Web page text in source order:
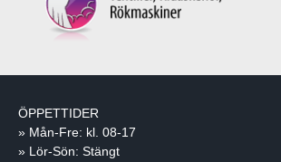
ÖPPETTIDER
» Mån-Fre: kl. 08-17
» Lör-Sön: Stängt